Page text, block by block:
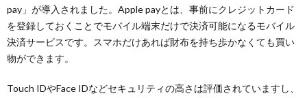
pay」が導入されました。Apple payとは、事前にクレジットカード
を登録しておくことでモバイル端末だけで決済可能になるモバイル
決済サービスです。スマホだけあれば財布を持ち歩かなくても買い
物ができます。
Touch IDやFace IDなどセキュリティの高さは評価されていますし、